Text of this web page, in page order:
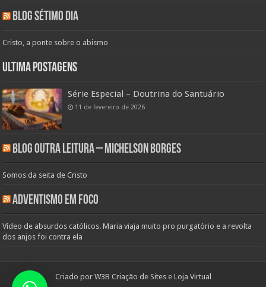
Blog Sétimo Dia
Cristo, a ponte sobre o abismo
Ultima Postagens
Série Especial – Doutrina do Santuário
11 de fevereiro de 2026
Blog Outra Leitura – Michelson Borges
Somos da seita de Cristo
Adventismo em Foco
Vídeo de absurdos católicos. Maria viaja muito pro purgatório e a revolta
dos anjos foi contra ela
Criado por W3B Criação de Sites e Loja Virtual